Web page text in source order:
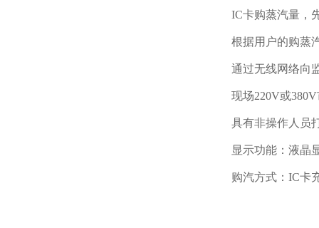
IC卡购蒸汽量，
根据用户的购蒸
通过无线网络向
现场220V或
具有非操作人员
显示功能：液晶
购汽方式：IC卡